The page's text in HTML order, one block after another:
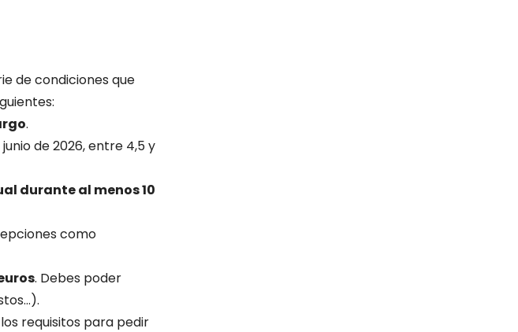
de condiciones que
.
de 2026, entre 4,5 y
durante al menos 10
como
. Debes poder
requisitos para pedir